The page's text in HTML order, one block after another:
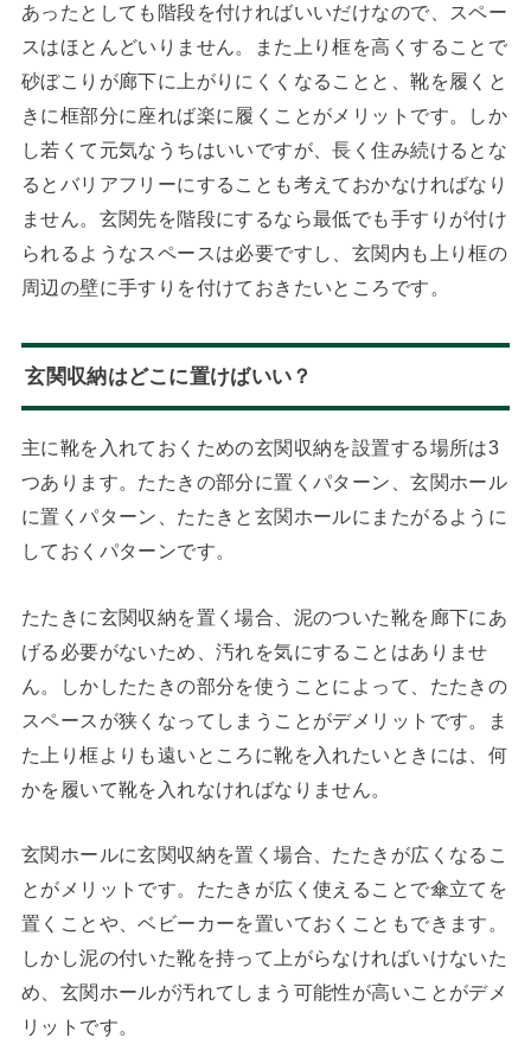
あったとしても階段を付ければいいだけなので、スペー
スはほとんどいりません。また上り框を高くすることで
砂ぼこりが廊下に上がりにくくなることと、靴を履くと
きに框部分に座れば楽に履くことがメリットです。しか
し若くて元気なうちはいいですが、長く住み続けるとな
るとバリアフリーにすることも考えておかなければなり
ません。玄関先を階段にするなら最低でも手すりが付け
られるようなスペースは必要ですし、玄関内も上り框の
周辺の壁に手すりを付けておきたいところです。
玄関収納はどこに置けばいい？
主に靴を入れておくための玄関収納を設置する場所は3
つあります。たたきの部分に置くパターン、玄関ホール
に置くパターン、たたきと玄関ホールにまたがるように
しておくパターンです。
たたきに玄関収納を置く場合、泥のついた靴を廊下にあ
げる必要がないため、汚れを気にすることはありませ
ん。しかしたたきの部分を使うことによって、たたきの
スペースが狭くなってしまうことがデメリットです。ま
た上り框よりも遠いところに靴を入れたいときには、何
かを履いて靴を入れなければなりません。
玄関ホールに玄関収納を置く場合、たたきが広くなるこ
とがメリットです。たたきが広く使えることで傘立てを
置くことや、ベビーカーを置いておくこともできます。
しかし泥の付いた靴を持って上がらなければいけないた
め、玄関ホールが汚れてしまう可能性が高いことがデメ
リットです。